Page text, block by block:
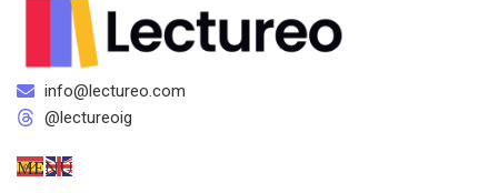
info@lectureo.com
@lectureoig
MENÚ